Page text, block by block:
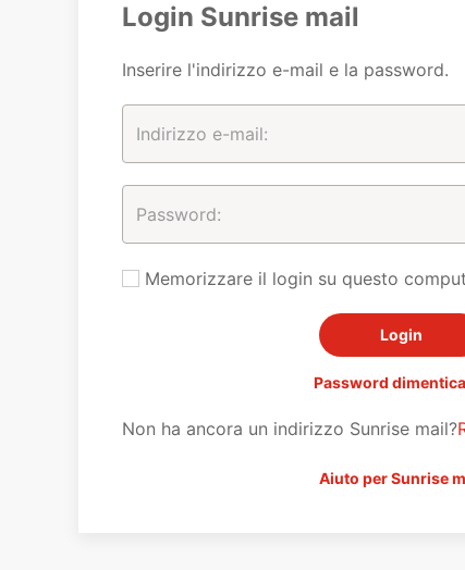
Login Sunrise mail
Inserire l'indirizzo e-mail e la password.
Memorizzare il login su questo
Password
Non ha ancora un indirizzo Sunrise mail?
Aiuto per Sunrise